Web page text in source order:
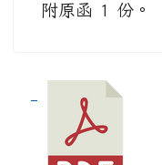
附原函 1 份。